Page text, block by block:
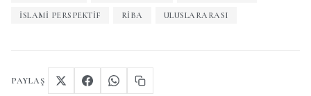
ISLAMI PERSPEKTIF RIBA ULUSLARARASI
PAYLAŞ